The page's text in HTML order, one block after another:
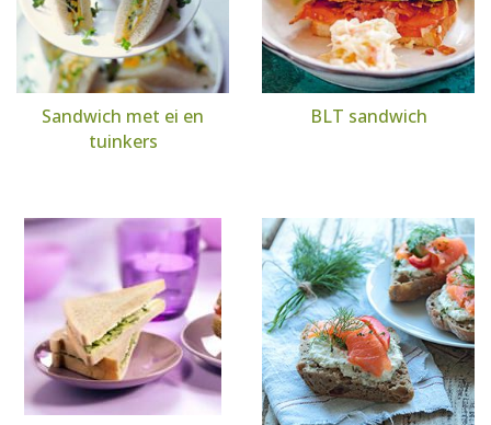
Sandwich met ei en
tuinkers
BLT sandwich